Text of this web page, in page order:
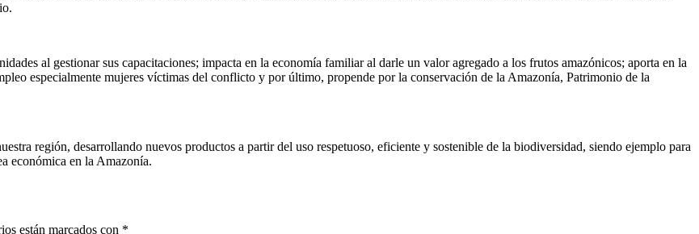
al gestionar sus capacitaciones; impacta en la economía familiar al darle un valor agregado a los frutos amazónicos; aporta en la
especialmente mujeres víctimas del conflicto y por último, propende por la conservación de la Amazonía, Patrimonio de la
región, desarrollando nuevos productos a partir del uso respetuoso, eficiente y sostenible de la biodiversidad, siendo ejemplo para
económica en la Amazonía.
están marcados con *